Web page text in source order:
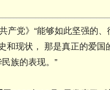
产党》“能够如此坚强的
和现状， 那是真正的爱国
民族的表现。”